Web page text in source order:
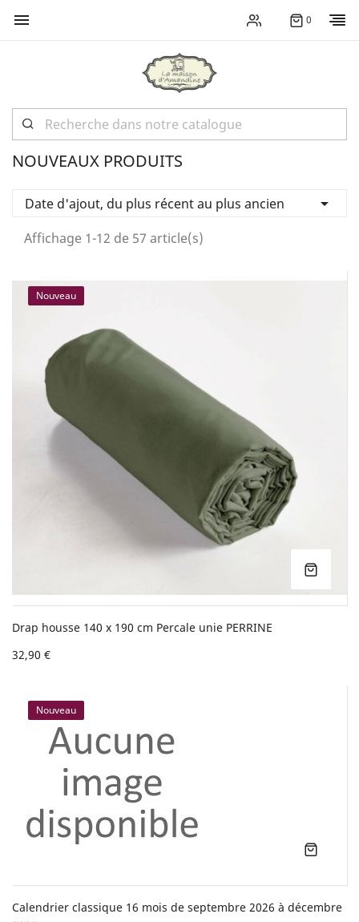
 0
NOUVEAUX PRODUITS
Date d'ajout, du plus récent au plus ancien 
Affichage 1-12 de 57 article(s)
Nouveau
Drap housse 140 x 190 cm Percale unie PERRINE
32,90 €
Nouveau
Calendrier classique 16 mois de septembre 2026 à décembre